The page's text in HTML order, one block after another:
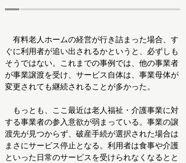
有料老人ホームの経営が行き詰まった場合、す
ぐに利用者が追い出されるかというと、必ずしも
そうではない。これまでの事例では、他の事業者
が事業譲渡を受け、サービス自体は、事業母体が
変更されても継続されることが多かった。
もっとも、ここ最近は老人福祉・介護事業に対
する事業者の参入意欲が弱まっている。事業の譲
渡先が見つからず、破産手続が選択された場合は
まさにサービス停止となる。利用者は食事や介護
といった日常のサービスを受けられなくなるとと